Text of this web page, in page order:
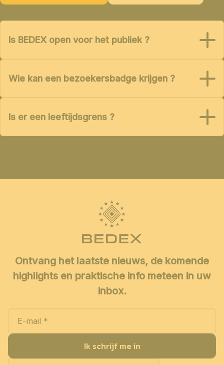
Is BEDEX open voor het publiek ?
Wie kan een bezoekersbadge krijgen ?
Is er een leeftijdsgrens ?
Ontvang het laatste nieuws, de komende
highlights en praktische info meteen in uw
inbox.
Ik schrijf me in